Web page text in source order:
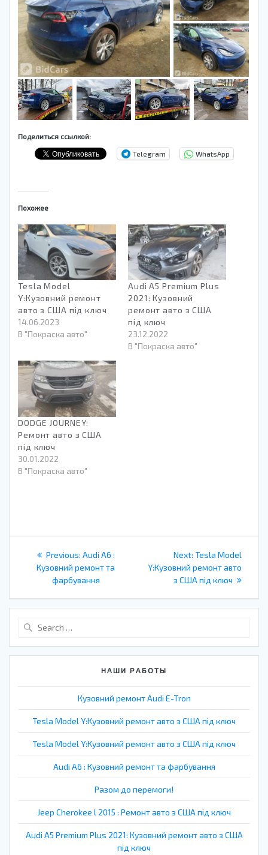
Поделиться ссылкой:
Telegram WhatsApp
Похожее
Tesla Model
Y:Кузовний ремонт
авто з США під ключ
14.06.2023
В "Покраска авто"
Audi A5 Premium Plus
2021: Кузовний
ремонт авто з США
під ключ
23.12.2022
В "Покраска авто"
DODGE JOURNEY:
Ремонт авто з США
під ключ
30.01.2022
В "Покраска авто"
Навигация
записям
Previous: Previous
post:
Audi A6 :
Кузовний ремонт та
фарбування
Next: Next
post:
Tesla Model
Y:Кузовний ремонт авто
з США під ключ
НАШИ РАБОТЫ
Кузовний ремонт Audi E-Tron
Tesla Model Y:Кузовний ремонт авто з США під ключ
Tesla Model Y:Кузовний ремонт авто з США під ключ
Audi A6 : Кузовний ремонт та фарбування
Разом до перемоги!
Jeep Cherokee l 2015 : Ремонт авто з США під ключ
Audi A5 Premium Plus 2021: Кузовний ремонт авто з США
під ключ